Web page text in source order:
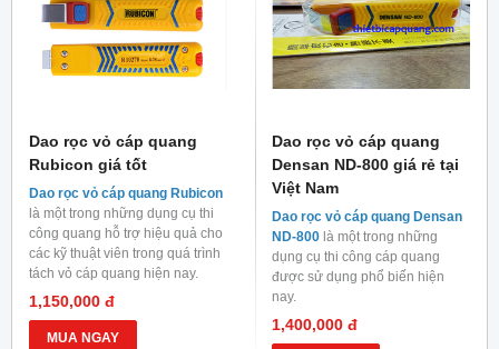
Dao rọc vỏ cáp quang
Rubicon giá tốt
Dao rọc vỏ cáp quang Rubicon
là một trong những dụng cụ thi
công quang hỗ trợ hiệu quả cho
các kỹ thuật viên trong quá trình
tách vỏ cáp quang hiện nay.
1,150,000 đ
MUA NGAY
Dao rọc vỏ cáp quang
Densan ND-800 giá rẻ tại
Việt Nam
Dao rọc vỏ cáp quang Densan
ND-800 là một trong những
dụng cụ thi công cáp quang
được sử dụng phổ biến hiện
nay.
1,400,000 đ